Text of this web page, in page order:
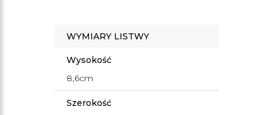
WYMIARY LISTWY
Wysokość
8,6cm
Szerokość